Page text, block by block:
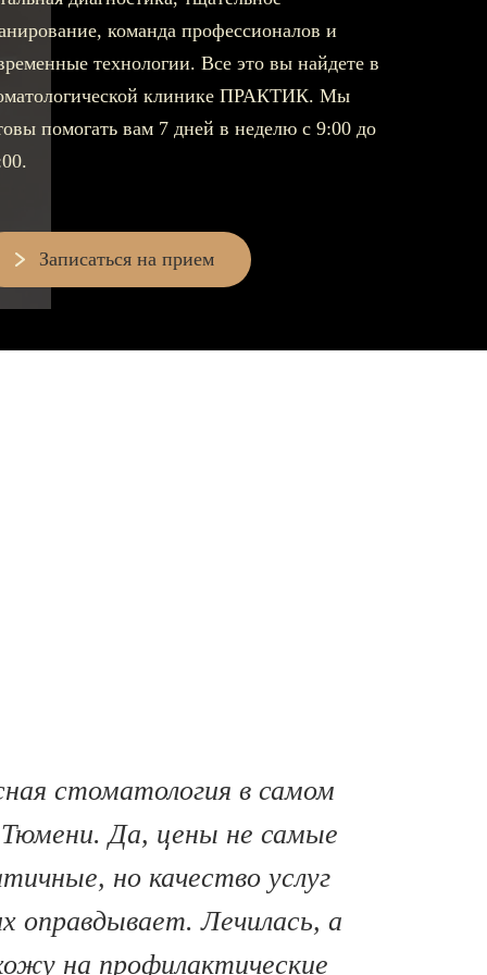
Съемные зубные протезы
протезы
протезы
команда профессионалов и
технологии. Все это вы найдете в
клинике ПРАКТИК. Мы
помогать вам 7 дней в неделю с 9:00 до
Записаться на прием
стоматология в самом
Да, цены не самые
но качество услуг
оправдывает. Лечилась, а
на профилактические